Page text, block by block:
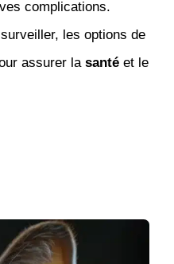
complications.
les options de
assurer la santéet le